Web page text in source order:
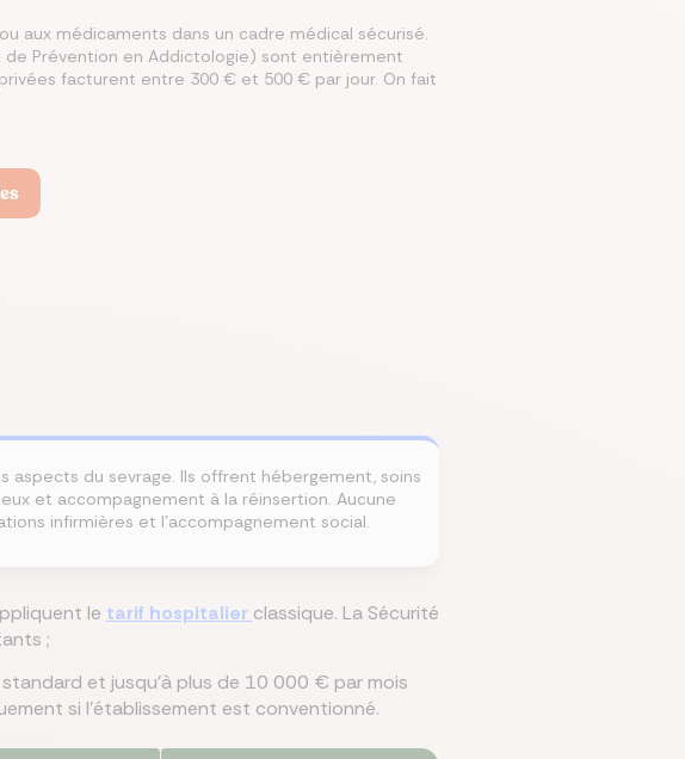
Comparer les assurances de prêt
Simuler mon prêt immobilier
Comparer les mutuelles santé
Comparer les assurances prévoyances
Comparer les assurances
aux médicaments dans un cadre médical sécurisé.
de Prévention en Addictologie) sont entièrement
facturent entre 300 € et 500 € par jour. On fait
aspects du sevrage. Ils offrent hébergement, soins
et accompagnement à la réinsertion. Aucune
infirmières et l'accompagnement social.
le tarif hospitalier classique. La Sécurité
;
et jusqu'à plus de 10 000 € par mois
si l'établissement est conventionné.